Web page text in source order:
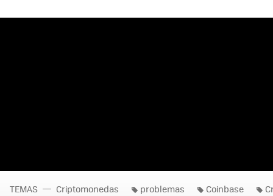
TEMAS Criptomonedas problemas Coinbase